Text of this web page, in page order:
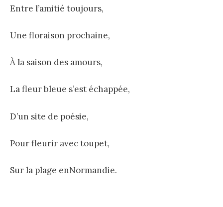
Entre l’amitié toujours,
Une floraison prochaine,
À la saison des amours,
La fleur bleue s’est échappée,
D’un site de poésie,
Pour fleurir avec toupet,
Sur la plage enNormandie.